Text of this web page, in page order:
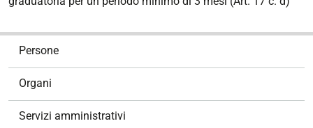
Persone
Organi
Servizi amministrativi